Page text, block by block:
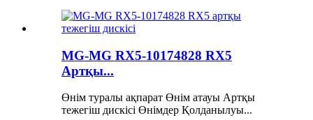
MG-MG RX5-10174828 RX5
Артқы...
Өнім туралы ақпарат Өнім атауы Артқы
тежегіш дискісі Өнімдер Қолданылуы...